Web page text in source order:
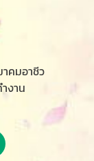
มอาชีว
งาน
6